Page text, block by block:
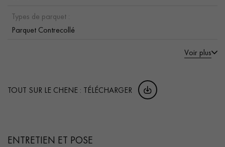
Types de parquet :
Parquet Contrecollé
Voir plus
TOUT SUR LE CHENE : TÉLÉCHARGER
ENTRETIEN ET POSE